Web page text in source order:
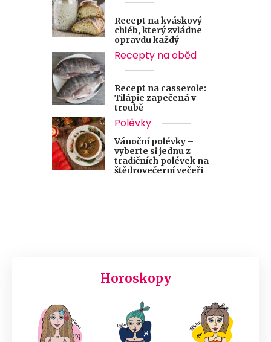
Recept na kváskový
chléb, který zvládne
opravdu každý
Recepty na oběd
Recept na casserole:
Tilápie zapečená v
troubě
Polévky
Vánoční polévky –
vyberte si jednu z
tradičních polévek na
štědrovečerní večeři
Horoskopy